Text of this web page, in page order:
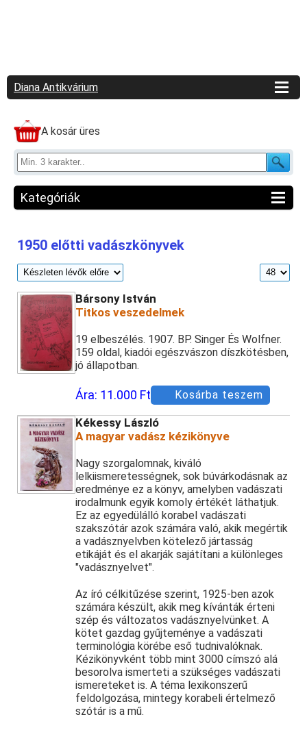
Diana Antikvárium
A kosár üres
Kategóriák
1950 előtti vadászkönyvek
1950 utáni vadászkönyvek (2029)
Vadászati folyóiratok
Vadászati sorozatok
Horgászat (171)
Horgász folyóiratok
Horgászkönyvek (144)
1950 előtti vadászkönyvek
Bársony István
Titkos veszedelmek
19 elbeszélés. 1907. BP. Singer És Wolfner.
159 oldal, kiadói egészvászon díszkötésben,
jó állapotban.
Ára: 11.000 Ft Kosárba teszem
Kékessy László
A magyar vadász kézikönyve
Nagy szorgalomnak, kiváló
lelkiismeretességnek, sok búvárkodásnak az
eredménye ez a könyv, amelyben vadászati
irodalmunk egyik komoly értékét láthatjuk.
Ez az egyedülálló korabel vadászati
szakszótár azok számára való, akik megértik
a vadásznyelvben kötelező jártasság
etikáját és el akarják sajátítani a különleges
"vadásznyelvet".
Az író célkitűzése szerint, 1925-ben azok
számára készült, akik meg kívánták érteni
szép és változatos vadásznyelvünket. A
kötet gazdag gyűjteménye a vadászati
terminológia körébe eső tudnivalóknak.
Kézikönyvként több mint 3000 címszó alá
besorolva ismerteti a szükséges vadászati
ismereteket is. A téma lexikonszerű
feldolgozása, mintegy korabeli értelmező
szótár is a mű.